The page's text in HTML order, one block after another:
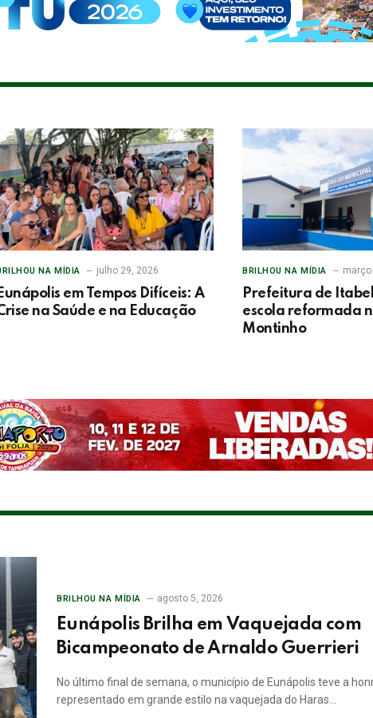
NA MÍDIA julho 29, 2026
Eunápolis em Tempos Difíceis: A
na Saúde e na Educação
BRILHOU NA MÍDIA março
Prefeitura de
escola reformada
Montinho
BRILHOU NA MÍDIA agosto 5, 2026
Eunápolis Brilha em Vaquejada com
Bicampeonato de Arnaldo Guerrieri
No último final de semana, o município de Eunápolis teve a
representado em grande estilo na vaquejada do Haras…